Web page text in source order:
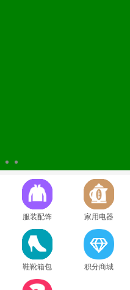
5 6
服装配饰 家用电器
鞋靴箱包 积分商城